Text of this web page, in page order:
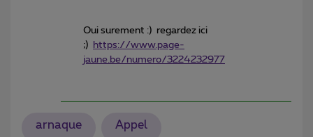
Oui surement :) regardez ici
;)
https://www.page-
jaune.be/numero/3224232977
arnaque Appel